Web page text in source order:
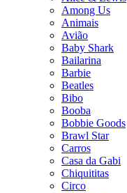
Among Us
Animais
Avião
Baby Shark
Bailarina
Barbie
Beatles
Bibo
Booba
Bobbie Goods
Brawl Star
Carros
Casa da Gabi
Chiquititas
Circo